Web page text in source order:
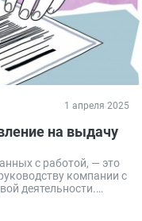
1 апреля 2025
на выдачу
с работой, — это
компании с
деятельности.
или